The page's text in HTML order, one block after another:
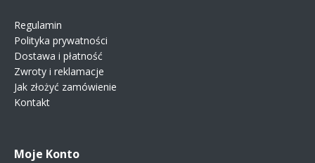
Regulamin
Polityka prywatności
Dostawa i płatność
Zwroty i reklamacje
Jak złożyć zamówienie
Kontakt
Moje Konto